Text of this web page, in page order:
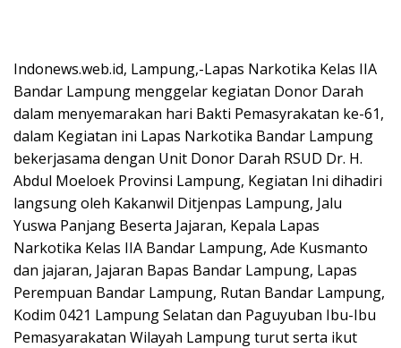
Indonews.web.id, Lampung,-Lapas Narkotika Kelas IIA
Bandar Lampung menggelar kegiatan Donor Darah
dalam menyemarakan hari Bakti Pemasyrakatan ke-61,
dalam Kegiatan ini Lapas Narkotika Bandar Lampung
bekerjasama dengan Unit Donor Darah RSUD Dr. H.
Abdul Moeloek Provinsi Lampung, Kegiatan Ini dihadiri
langsung oleh Kakanwil Ditjenpas Lampung, Jalu
Yuswa Panjang Beserta Jajaran, Kepala Lapas
Narkotika Kelas IIA Bandar Lampung, Ade Kusmanto
dan jajaran, Jajaran Bapas Bandar Lampung, Lapas
Perempuan Bandar Lampung, Rutan Bandar Lampung,
Kodim 0421 Lampung Selatan dan Paguyuban Ibu-Ibu
Pemasyarakatan Wilayah Lampung turut serta ikut